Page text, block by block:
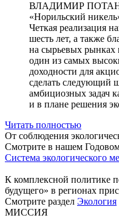
ВЛАДИМИР
«Норильский
Четкая реализация
шесть лет, а также
на сырьевых рынках
один из самых
доходности для
сделать следующий
амбициозных задач
и в плане решения
Читать полностью
От соблюдения
Смотрите в нашем Годовом
Система экологического
К комплексной политике
будущего» в регионах
Смотрите раздел Экология
МИССИЯ